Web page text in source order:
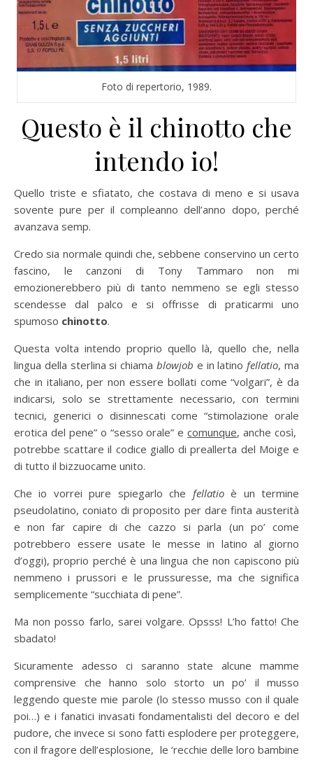
Foto di repertorio, 1989.
Questo è il chinotto che
intendo io!
Quello triste e sfiatato, che costava di meno e si usava
sovente pure per il compleanno dell’anno dopo, perché
avanzava semp.
Credo sia normale quindi che, sebbene conservino un certo
fascino, le canzoni di Tony Tammaro non mi
emozionerebbero più di tanto nemmeno se egli stesso
scendesse dal palco e si offrisse di praticarmi uno
spumoso chinotto.
Questa volta intendo proprio quello là, quello che, nella
lingua della sterlina si chiama blowjob e in latino fellatio, ma
che in italiano, per non essere bollati come “volgari”, è da
indicarsi, solo se strettamente necessario, con termini
tecnici, generici o disinnescati come “stimolazione orale
erotica del pene” o “sesso orale” ecomunque, anche così,
potrebbe scattare il codice giallo di preallerta del Moige e
di tutto il bizzuocame unito.
Che io vorrei pure spiegarlo che fellatioè un termine
pseudolatino, coniato di proposito per dare finta austerità
e non far capire di che cazzo si parla (un po’ come
potrebbero essere usate le messe in latino al giorno
d’oggi), proprio perché è una lingua che non capiscono più
nemmeno i prussori e le prussuresse, ma che significa
semplicemente “succhiata di pene”.
Ma non posso farlo, sarei volgare. Opsss! L’ho fatto! Che
sbadato!
Sicuramente adesso ci saranno state alcune mamme
comprensive che hanno solo storto un po’ il musso
leggendo queste mie parole (lo stesso musso con il quale
poi…) e i fanatici invasati fondamentalisti del decoro e del
pudore, che invece si sono fatti esplodere per proteggere,
con il fragore dell’esplosione, le ‘recchie delle loro bambine